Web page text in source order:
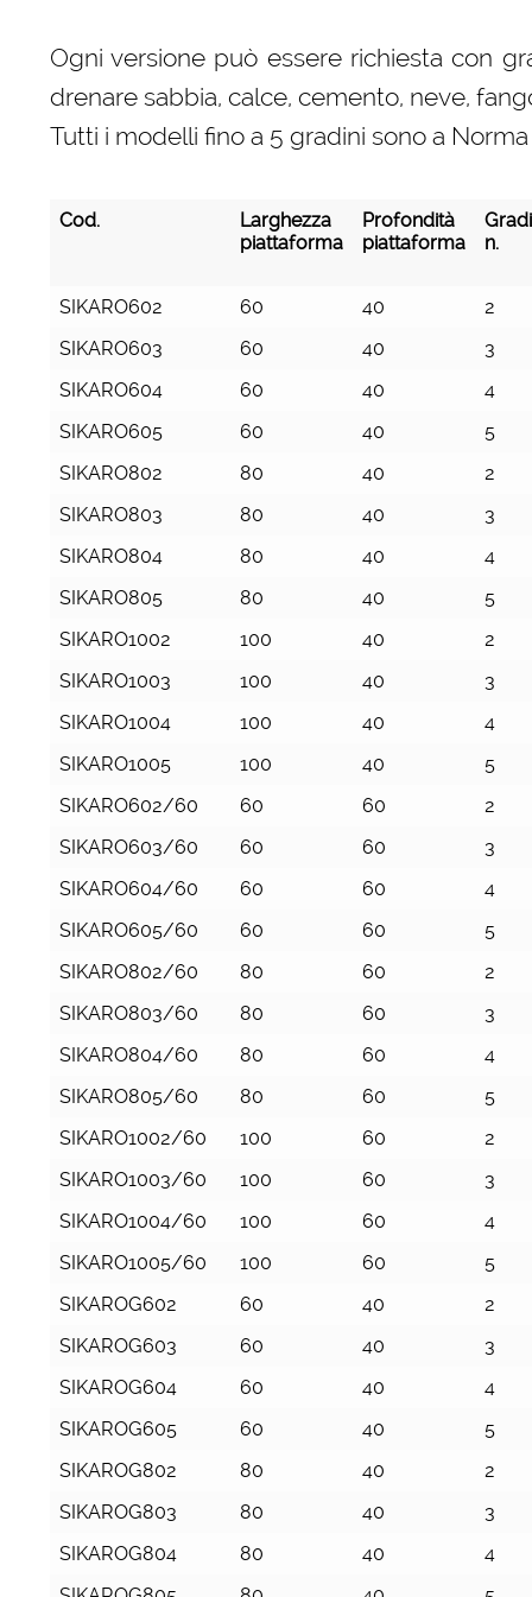
Ogni versione può essere richiesta con
drenare sabbia, calce, cemento, neve,
Tutti i modelli fino a 5 gradini sono a
Cod.
Larghezza
piattaforma
Profondità
piattaforma
n.
Cod.
Larghezza
piattaforma
Profondità
piattaforma
n.
SIKARO602 60 40
2
SIKARO603
60 40
3
SIKARO604
60 40
4
SIKARO605
60 40
5
SIKARO802
80 40
2
SIKARO803
80 40
3
SIKARO804
80 40
4
SIKARO805
80 40
5
SIKARO1002
100 40
2
SIKARO1003
100 40
3
SIKARO1004
100 40
4
SIKARO1005
100 40
5
SIKARO602/60
60 60
2
SIKARO603/60
60 60
3
SIKARO604/60
60 60
4
SIKARO605/60
60 60
5
SIKARO802/60
80 60
2
SIKARO803/60
80 60
3
SIKARO804/60
80 60
4
SIKARO805/60
80 60
5
SIKARO1002/60
100 60
2
SIKARO1003/60
100 60
3
SIKARO1004/60
100 60
4
SIKARO1005/60
100 60
5
SIKAROG602
60 40
2
SIKAROG603
60 40
3
SIKAROG604
60 40
4
SIKAROG605
60 40
5
SIKAROG802
80 40
2
SIKAROG803
80 40
3
SIKAROG804
80 40
4